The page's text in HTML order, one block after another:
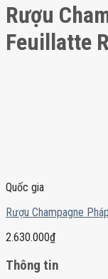
Rượu
Feuillatte
Quốc gia
Rượu Champagne Pháp
2.630.000₫
Thông tin